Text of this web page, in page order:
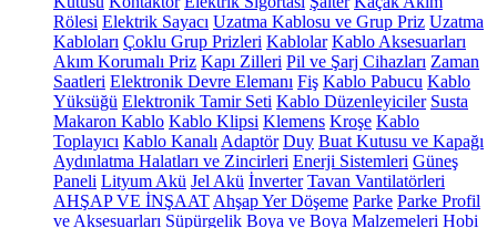
Rölesi Elektrik Sayacı Uzatma Kablosu ve Grup Priz Uzatma
Kabloları Çoklu Grup Prizleri Kablolar Kablo Aksesuarları
Akım Korumalı Priz Kapı Zilleri Pil ve Şarj Cihazları Zaman
Saatleri Elektronik Devre Elemanı Fiş Kablo Pabucu Kablo
Yüksüğü Elektronik Tamir Seti Kablo Düzenleyiciler Susta
Makaron Kablo Kablo Klipsi Klemens Kroşe Kablo
Toplayıcı Kablo Kanalı Adaptör Duy Buat Kutusu ve Kapağı
Aydınlatma Halatları ve Zincirleri Enerji Sistemleri Güneş
Paneli Lityum Akü Jel Akü İnverter Tavan Vantilatörleri
AHŞAP VE İNŞAAT Ahşap Yer Döşeme Parke Parke Profil
ve Aksesuarları Süpürgelik Boya ve Boya Malzemeleri Hobi